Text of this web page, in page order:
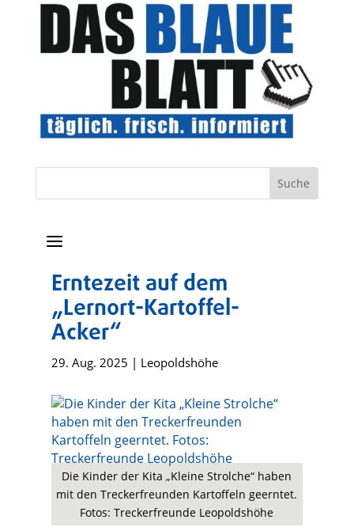
a
Erntezeit auf dem
„Lernort-Kartoffel-
Acker“
29. Aug. 2025 | Leopoldshöhe
Die Kinder der Kita „Kleine Strolche“ haben
mit den Treckerfreunden Kartoffeln geerntet.
Fotos: Treckerfreunde Leopoldshöhe